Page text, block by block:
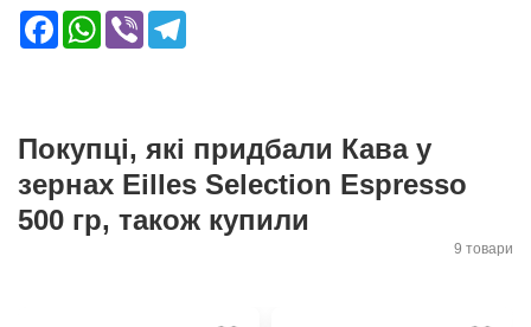
FacebookWhatsApp
Viber
Покупці, які придбали Кава у
зернах Eilles Selection Espresso
500 гр, також купили
9 товари